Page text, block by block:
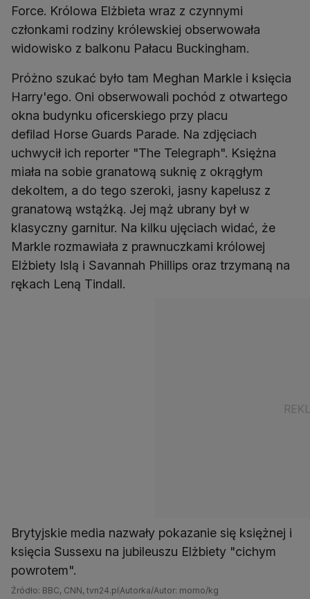
Force. Królowa Elżbieta wraz z czynnymi
członkami rodziny królewskiej obserwowała
widowisko z balkonu Pałacu Buckingham.
Próżno szukać było tam Meghan Markle i księcia
Harry'ego. Oni obserwowali pochód z otwartego
okna budynku oficerskiego przy placu
defilad Horse Guards Parade. Na zdjęciach
uchwycił ich reporter "The Telegraph". Księżna
miała na sobie granatową suknię z okrągłym
dekoltem, a do tego szeroki, jasny kapelusz z
granatową wstążką. Jej mąż ubrany był w
klasyczny garnitur. Na kilku ujęciach widać, że
Markle rozmawiała z prawnuczkami królowej
Elżbiety Islą i Savannah Phillips oraz trzymaną na
rękach Leną Tindall.
Brytyjskie media nazwały pokazanie się księżnej i
księcia Sussexu na jubileuszu Elżbiety "cichym
powrotem".
Źródło: BBC, CNN, tvn24.plAutorka/Autor: momo/kg